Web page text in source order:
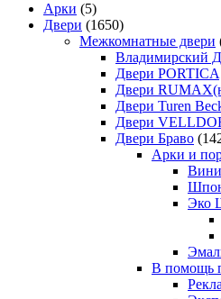
Арки (5)
Двери (1650)
Межкомнатные двери
Владимирский
Двери PORTICA
Двери
Двери Turen
Двери
Двери Браво
Арки и
Эко
В помощь